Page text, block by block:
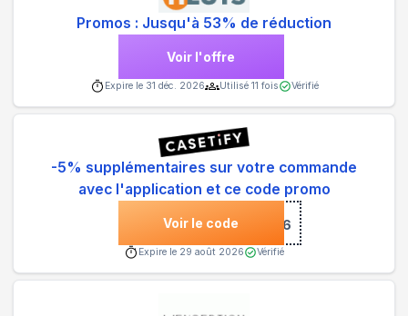
Promos : Jusqu'à 53% de réduction
Voir l'offre
Expire le 31 déc. 2026 Utilisé 11 fois Vérifié
-5% supplémentaires sur votre commande
avec l'application et ce code promo
Voir le code ***26
Expire le 29 août 2026 Vérifié